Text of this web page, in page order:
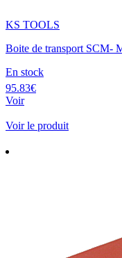
KS TOOLS
Boite de transport SCM-
En stock
95.83€
Voir
Voir le produit